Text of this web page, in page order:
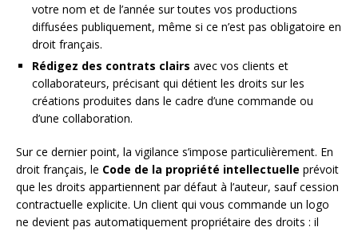
votre nom et de l’année sur toutes vos productions
diffusées publiquement, même si ce n’est pas obligatoire en
droit français.
Rédigez des contrats clairs avec vos clients et
collaborateurs, précisant qui détient les droits sur les
créations produites dans le cadre d’une commande ou
d’une collaboration.
Sur ce dernier point, la vigilance s’impose particulièrement. En
droit français, le Code de la propriété intellectuelle prévoit
que les droits appartiennent par défaut à l’auteur, sauf cession
contractuelle explicite. Un client qui vous commande un logo
ne devient pas automatiquement propriétaire des droits : il